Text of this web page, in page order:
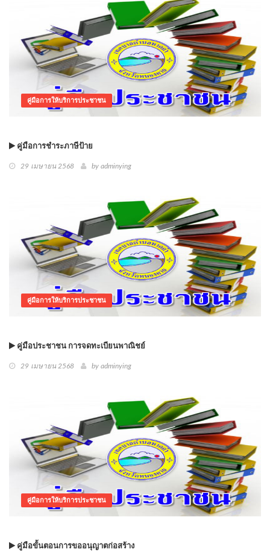
คู่มือการให้บริการประชาชน
คู่มือการชำระภาษีป้าย
29 เมษายน 2568 by adminying
คู่มือการให้บริการประชาชน
คู่มือประชาชน การจดทะเบียนพาณิชย์
29 เมษายน 2568 by adminying
คู่มือการให้บริการประชาชน
คู่มือขั้นตอนการขออนุญาตก่อสร้าง